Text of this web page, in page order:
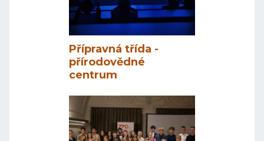
Přípravná třída -
přírodovědné
centrum